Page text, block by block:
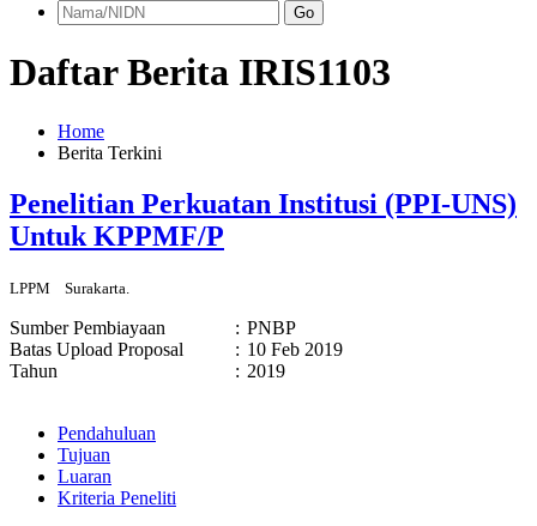
Go
Daftar Berita IRIS1103
Home
Berita Terkini
Penelitian Perkuatan Institusi (PPI-UNS)
Untuk KPPMF/P
LPPM Surakarta.
Sumber Pembiayaan : PNBP
Batas Upload Proposal
: 10 Feb 2019
Tahun
: 2019
Pendahuluan
Tujuan
Luaran
Kriteria Peneliti